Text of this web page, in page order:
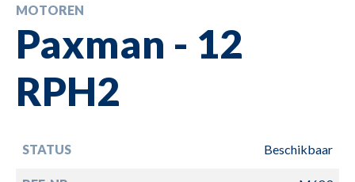
MOTOREN
Paxman - 12
RPH2
STATUS Beschikbaar